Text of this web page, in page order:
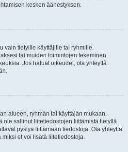
kesken äänestyksen.
vain tietyille käyttäjille tai ryhmille.
tai muiden toimintojen tekeminen
Jos haluat oikeudet, ota yhteyttä
alueen, ryhmän tai käyttäjän mukaan.
ole sallinut liitetiedostojen liittämistä tietyllä
pystyä liittämään tiedostoja. Ota yhteyttä
et voi lisätä liitetiedostoja.